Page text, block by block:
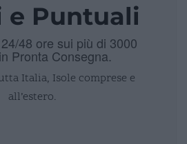
e Puntuali
48 ore sui più di 3000
Pronta Consegna.
Italia, Isole comprese e
all’estero.